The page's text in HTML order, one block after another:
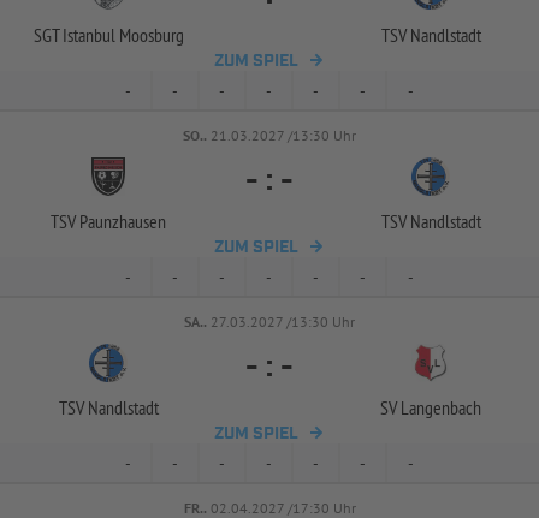
SGT Istanbul Moosburg TSV Nandlstadt
ZUM SPIEL
- - - - - - -
SO.. 21.03.2027 /13:30 Uhr
TSV Paunzhausen
- : -
TSV Nandlstadt
ZUM SPIEL
- - - - - - -
SA.. 27.03.2027 /13:30 Uhr
TSV Nandlstadt
- : -
SV Langenbach
ZUM SPIEL
- - - - - - -
FR.. 02.04.2027 /17:30 Uhr